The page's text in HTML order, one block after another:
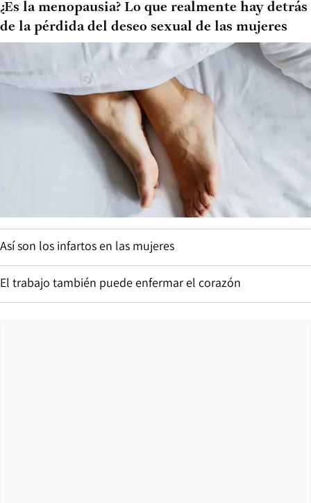
¿Es la menopausia? Lo que realmente hay detrás
de la pérdida del deseo sexual de las mujeres
Así son los infartos en las mujeres
El trabajo también puede enfermar el corazón